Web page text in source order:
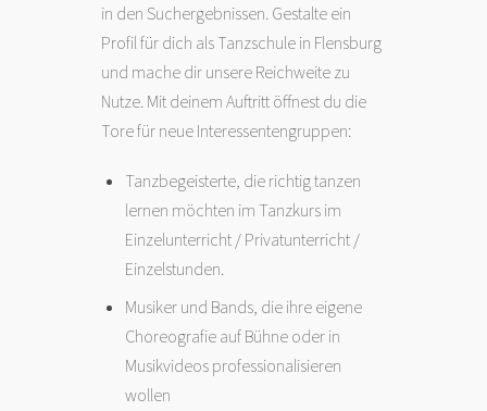
in den Suchergebnissen. Gestalte ein
Profil für dich als Tanzschule in Flensburg
und mache dir unsere Reichweite zu
Nutze. Mit deinem Auftritt öffnest du die
Tore für neue Interessentengruppen:
Tanzbegeisterte, die richtig tanzen
lernen möchten im Tanzkurs im
Einzelunterricht / Privatunterricht /
Einzelstunden.
Musiker und Bands, die ihre eigene
Choreografie auf Bühne oder in
Musikvideos professionalisieren
wollen